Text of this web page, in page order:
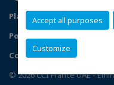
Accept all purposes
Customize
Plan du site
Mentions
Politique de
Configurer vos
© 2026 CCI France UAE -